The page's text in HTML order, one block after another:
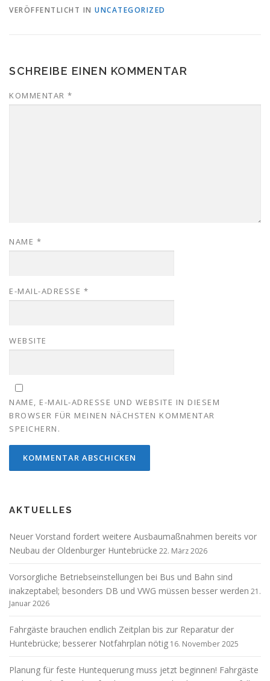
VERÖFFENTLICHT IN UNCATEGORIZED
SCHREIBE EINEN KOMMENTAR
KOMMENTAR *
NAME *
E-MAIL-ADRESSE *
WEBSITE
NAME, E-MAIL-ADRESSE UND WEBSITE IN DIESEM
BROWSER FÜR MEINEN NÄCHSTEN KOMMENTAR
SPEICHERN.
AKTUELLES
Neuer Vorstand fordert weitere Ausbaumaßnahmen bereits vor
Neubau der Oldenburger Huntebrücke 22. März 2026
Vorsorgliche Betriebseinstellungen bei Bus und Bahn sind
inakzeptabel; besonders DB und VWG müssen besser werden 21.
Januar 2026
Fahrgäste brauchen endlich Zeitplan bis zur Reparatur der
Huntebrücke; besserer Notfahrplan nötig 16. November 2025
Planung für feste Huntequerung muss jetzt beginnen! Fahrgäste